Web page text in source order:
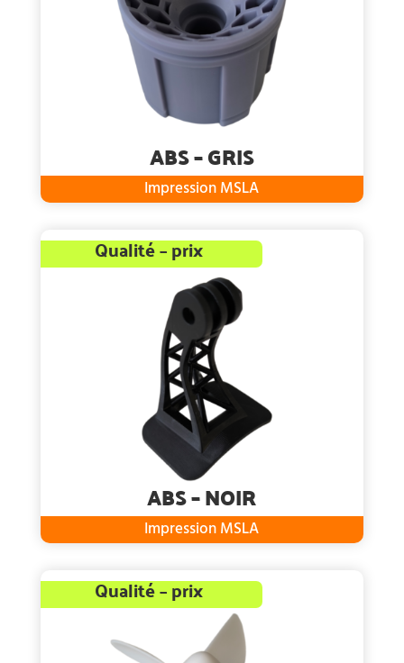
ABS – GRIS
Impression MSLA
Qualité – prix
ABS – NOIR
Impression MSLA
Qualité – prix